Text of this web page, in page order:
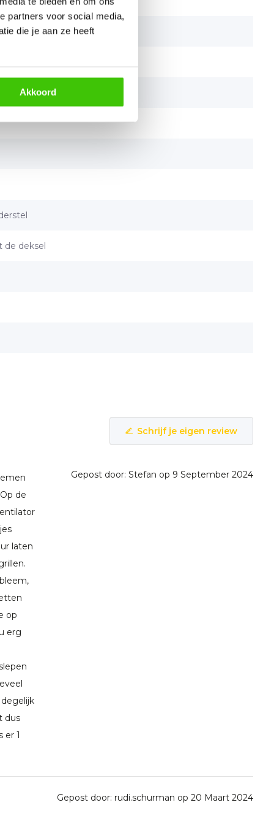
partners voor social media,
die je aan ze heeft
Akkoord
de deksel
Schrijf je eigen review
de
laten
op
erg
dus
1
Gepost door: Stefan op 9 September 2024
Gepost door: rudi.schurman op 20 Maart 2024